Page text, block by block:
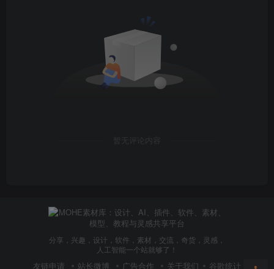
暂无评论内容
分享，兴趣，设计，软件，素材，交流，奇货，灵感，
人工智能一个站就够了！
友链申请 站长微博 广告合作 关于我们 谷歌统计